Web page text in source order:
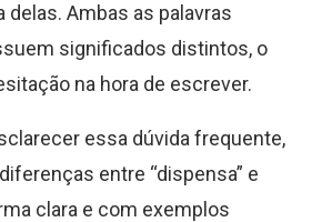
delas. Ambas as palavras
significados distintos, o
na hora de escrever.
essa dúvida frequente,
entre “dispensa” e
clara e com exemplos